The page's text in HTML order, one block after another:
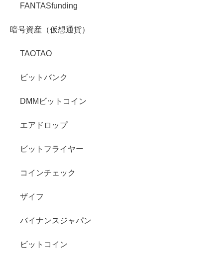
FANTASfunding
暗号資産（仮想通貨）
TAOTAO
ビットバンク
DMMビットコイン
エアドロップ
ビットフライヤー
コインチェック
ザイフ
バイナンスジャパン
ビットコイン